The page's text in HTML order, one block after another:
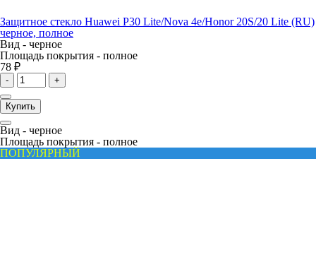
Защитное стекло Huawei P30 Lite/Nova 4e/Honor 20S/20 Lite (RU)
черное, полное
Вид - черное
Площадь покрытия - полное
78 ₽
- +
Купить
Вид - черное
Площадь покрытия - полное
ПОПУЛЯРНЫЙ